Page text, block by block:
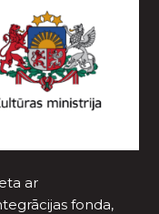
ar
fonda,